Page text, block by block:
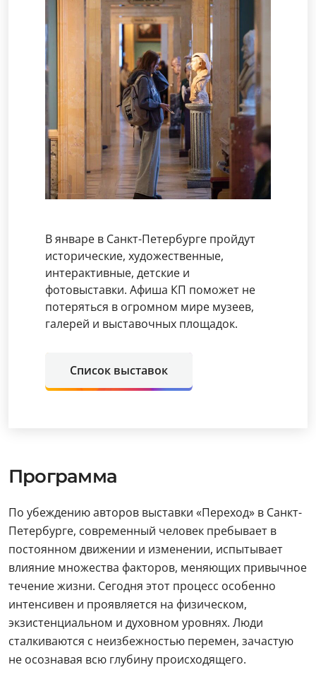
В январе в Санкт-Петербурге пройдут
исторические, художественные,
интерактивные, детские и
фотовыставки. Афиша КП поможет не
потеряться в огромном мире музеев,
галерей и выставочных площадок.
Список выставок
Программа
По убеждению авторов выставки «Переход» в Санкт-
Петербурге, современный человек пребывает в
постоянном движении и изменении, испытывает
влияние множества факторов, меняющих привычное
течение жизни. Сегодня этот процесс особенно
интенсивен и проявляется на физическом,
экзистенциальном и духовном уровнях. Люди
сталкиваются с неизбежностью перемен, зачастую
не осознавая всю глубину происходящего.